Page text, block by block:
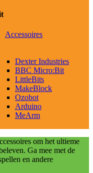
Accessoires
Dexter Industries
BBC Micro:Bit
LittleBits
MakeBlock
Ozobot
Arduino
MeArm
om het ultieme
Ga mee met de
en andere